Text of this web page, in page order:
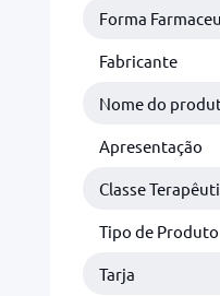
Forma
Fabricante
Nome do
Apresentação
Classe
Tipo de Produto
Tarja